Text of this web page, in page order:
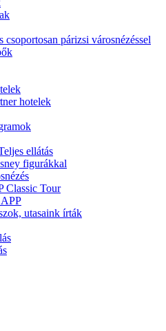
csoportosan párizsi városnézéssel
hotelek
ellátás
figurákkal
Classic Tour
utasaink írták